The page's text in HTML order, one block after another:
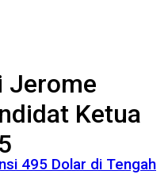
495 Dolar di Tengah
Jerome
Ketua